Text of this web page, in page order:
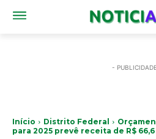
-
Início Distrito Federal
para 2025 prevê receita de R$